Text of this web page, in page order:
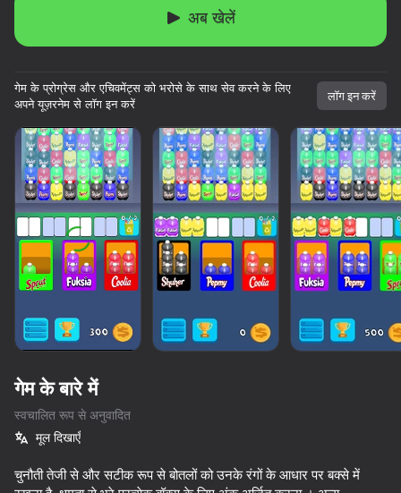
Apple Worm
Water Drop Sort
Water Match: ASMR Water Sort
Fast and
अब खेलें
गेम के प्रोग्रेस और एचिवमेंट्स को भरोसे के साथ सेव करने के लिए
अपने यूज़रनेम से लॉग इन करें
लॉग इन करें
गेम के बारे में
स्वचालित रूप से अनुवादित
मूल दिखाएँ
चुनौती तेजी से और सटीक रूप से बोतलों को उनके रंगों के आधार पर बक्से में